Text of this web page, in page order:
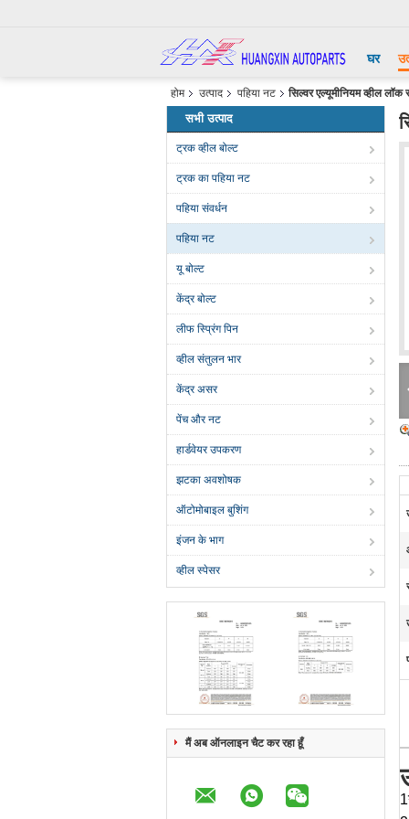
घर
होम उत्पाद पहिया नट सिल्वर एल्यूमीनियम व्हील
सभी उत्पाद
ट्रक व्हील बोल्ट
ट्रक का पहिया नट
पहिया संवर्धन
पहिया नट
यू बोल्ट
केंद्र बोल्ट
लीफ स्प्रिंग पिन
व्हील संतुलन भार
केंद्र असर
पेंच और नट
हार्डवेयर उपकरण
झटका अवशोषक
ऑटोमोबाइल बुशिंग
इंजन के भाग
व्हील स्पेसर
मैं अब ऑनलाइन चैट कर रहा हूँ